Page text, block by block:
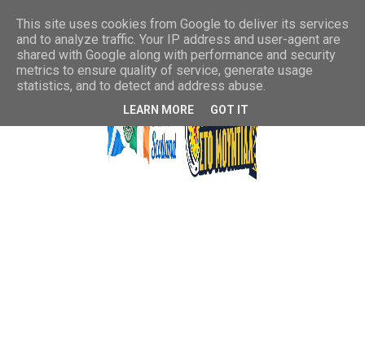
This site uses cookies from Google to deliver its services
and to analyze traffic. Your IP address and user-agent are
shared with Google along with performance and security
metrics to ensure quality of service, generate usage
statistics, and to detect and address abuse.
LEARN MORE GOT IT